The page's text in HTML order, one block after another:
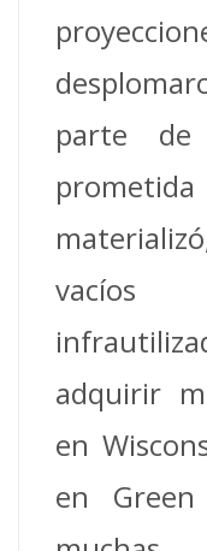
parte de
vacíos
adquirir
en
en